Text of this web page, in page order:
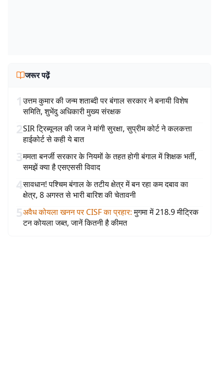
जरूर पढ़ें
1उत्तम कुमार की जन्म शताब्दी पर बंगाल सरकार ने बनायी विशेष
समिति, शुभेंदु अधिकारी मुख्य संरक्षक
2SIR ट्रिब्यूनल की जज ने मांगी सुरक्षा, सुप्रीम कोर्ट ने कलकत्ता
हाईकोर्ट से कही ये बात
3ममता बनर्जी सरकार के नियमों के तहत होगी बंगाल में शिक्षक भर्ती,
समझें क्या है एसएससी विवाद
4सावधान! पश्चिम बंगाल के तटीय क्षेत्र में बन रहा कम दबाव का
क्षेत्र, 8 अगस्त से भारी बारिश की चेतावनी
5अवैध कोयला खनन पर CISF का प्रहार: मुगमा में 218.9 मीट्रिक
टन कोयला जब्त, जानें कितनी है कीमत